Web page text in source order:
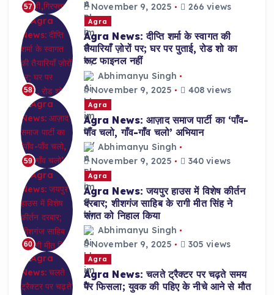
57
November 9, 2025
266 views
58
Agra
Agra News: दीप्ति शर्मा के स्वागत की
तैयारियाँ ज़ोरों पर; घर पर पुताई, रोड शो का
रूट फाइनल नहीं
Abhimanyu Singh
November 9, 2025
408 views
59
Agra
Agra News: आज़ाद समाज पार्टी का ‘पाँव-
पाँव चलो, गाँव-गाँव चलो’ अभियान
Abhimanyu Singh
November 9, 2025
340 views
60
Agra
Agra News: जयपुर हाउस में विशेष कीर्तन
दरबार; शीशगंज साहिब के रागी मीत सिंह ने
संगत को निहाल किया
Abhimanyu Singh
November 9, 2025
305 views
Agra
Agra News: चलते ट्रैक्टर पर चढ़ते समय
पैर फिसला; युवक की पहिए के नीचे आने से मौत